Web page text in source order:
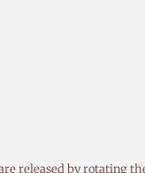
released by rotating